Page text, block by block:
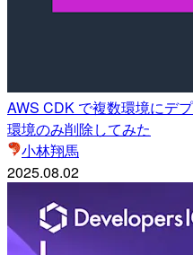
AWS CDK で複数環境にデ
環境のみ削除してみた
小林翔馬
2025.08.02